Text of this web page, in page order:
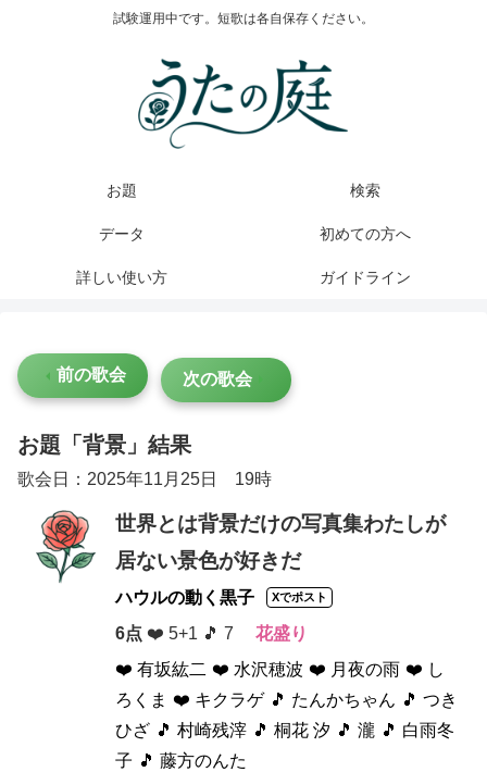
試験運用中です。短歌は各自保存ください。
お題 検索
データ 初めての方へ
詳しい使い方 ガイドライン
前の歌会 次の歌会
お題「背景」結果
歌会日：2025年11月25日 19時
世界とは背景だけの写真集わたしが
居ない景色が好きだ
ハウルの動く黒子 Xでポスト
6点 ❤️ 5+1 🎵 7
花盛り
❤️ 有坂紘二 ❤️ 水沢穂波 ❤️ 月夜の雨 ❤️ し
ろくま ❤️ キクラゲ 🎵 たんかちゃん 🎵 つき
ひざ 🎵 村崎残滓 🎵 桐花 汐 🎵 瀧 🎵 白雨冬
子 🎵 藤方のんた